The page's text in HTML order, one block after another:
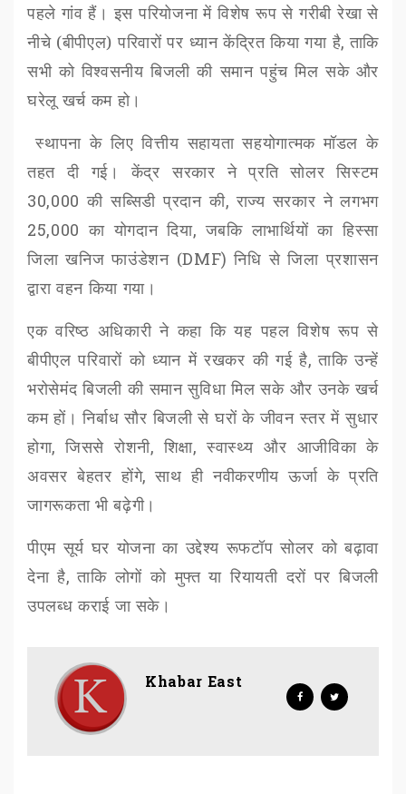
पहले गांव हैं। इस परियोजना में विशेष रूप से गरीबी रेखा से
नीचे (बीपीएल) परिवारों पर ध्यान केंद्रित किया गया है,ताकि
सभी को विश्वसनीय बिजली की समान पहुंच मिल सके और
घरेलू खर्च कम हो।
स्थापना के लिए वित्तीय सहायता सहयोगात्मक मॉडल के
तहत दी गई। केंद्र सरकार ने प्रति सोलर सिस्टम
30,000 की सब्सिडी प्रदान की,राज्य सरकार ने लगभग
25,000 का योगदान दिया,जबकि लाभार्थियों का हिस्सा
जिला खनिज फाउंडेशन (DMF)निधि से जिला प्रशासन
द्वारा वहन किया गया।
एक वरिष्ठ अधिकारी ने कहा कि यह पहल विशेष रूप से
बीपीएल परिवारों को ध्यान में रखकर की गई है,ताकि उन्हें
भरोसेमंद बिजली की समान सुविधा मिल सके और उनके खर्च
कम हों। निर्बाध सौर बिजली से घरों के जीवन स्तर में सुधार
होगा,जिससे रोशनी,शिक्षा,स्वास्थ्य और आजीविका के
अवसर बेहतर होंगे,साथ ही नवीकरणीय ऊर्जा के प्रति
जागरूकता भी बढ़ेगी।
पीएम सूर्य घर योजना का उद्देश्य रूफटॉप सोलर को बढ़ावा
देना है,ताकि लोगों को मुफ्त या रियायती दरों पर बिजली
उपलब्ध कराई जा सके।
Khabar East